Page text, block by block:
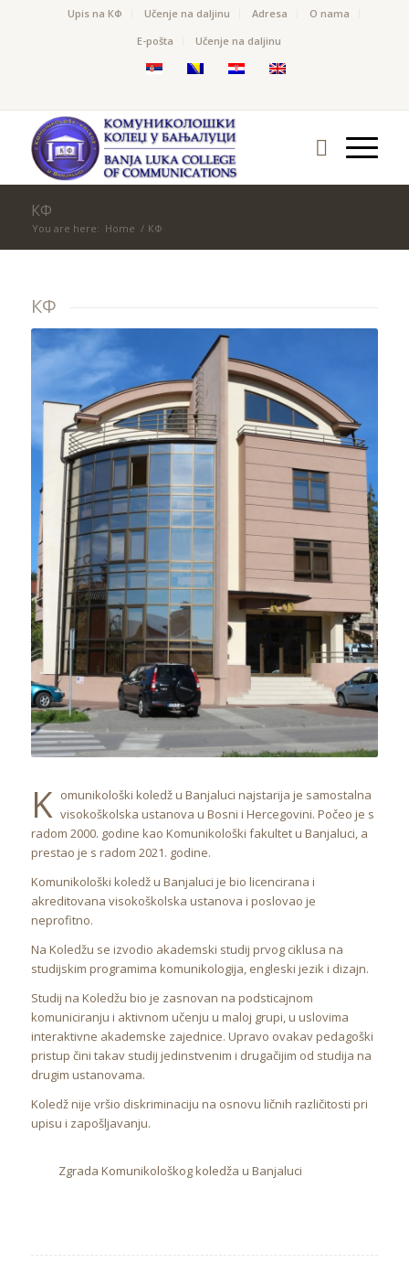
Upis na КФ Učenje na daljinu Adresa
O nama
Е-pošta
Učenje na daljinu
КФ
You are here: Home / КФ
КФ
K omunikološki koledž u Banjaluci najstarija je samostalna
visokoškolska ustanova u Bosni i Hercegovini. Počeo je s
radom 2000. godine kao Komunikološki fakultet u Banjaluci, a
prestao je s radom 2021. godine.
Komunikološki koledž u Banjaluci je bio licencirana i
akreditovana visokoškolska ustanova i poslovao je
neprofitno.
Na Koledžu se izvodio akademski studij prvog ciklusa na
studijskim programima komunikologija, engleski jezik i dizajn.
Studij na Koledžu bio je zasnovan na podsticajnom
komuniciranju i aktivnom učenju u maloj grupi, u uslovima
interaktivne akademske zajednice. Upravo ovakav pedagoški
pristup čini takav studij jedinstvenim i drugačijim od studija na
drugim ustanovama.
Koledž nije vršio diskriminaciju na osnovu ličnih različitosti pri
upisu i zapošljavanju.
Zgrada Komunikološkog koledža u Banjaluci